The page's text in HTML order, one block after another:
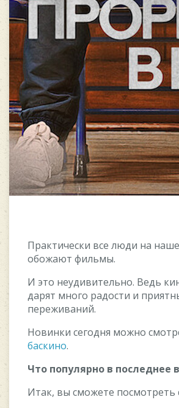
Практически все люди на
обожают фильмы.
И это неудивительно. Ведь
дарят много радости и
переживаний.
Новинки сегодня можно
баскино.
Что популярно в последнее
Итак, вы сможете посмотреть